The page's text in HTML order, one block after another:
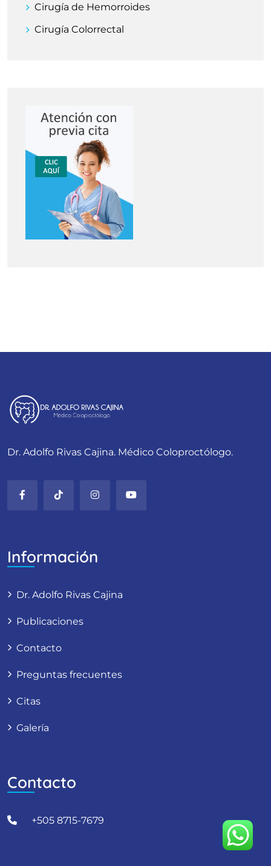
Cirugía de Hemorroides
Cirugía Colorrectal
Dr. Adolfo Rivas Cajina. Médico Coloproctólogo.
Información
Dr. Adolfo Rivas Cajina
Publicaciones
Contacto
Preguntas frecuentes
Citas
Galería
Contacto
+505 8715-7679